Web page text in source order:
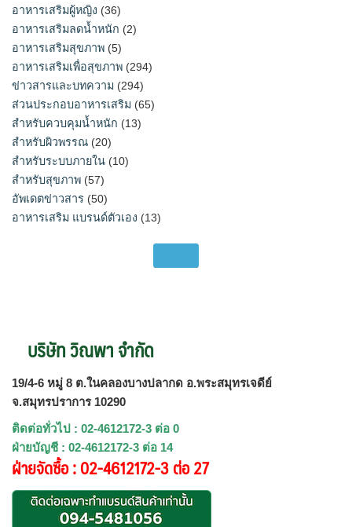
อาหารเสริมผู้หญิง (36)
อาหารเสริมลดน้ำหนัก (2)
อาหารเสริมสุขภาพ (5)
อาหารเสริมเพื่อสุขภาพ (294)
ข่าวสารและบทความ (294)
ส่วนประกอบอาหารเสริม (65)
สำหรับควบคุมน้ำหนัก (13)
สำหรับผิวพรรณ (20)
สำหรับระบบภายใน (10)
สำหรับสุขภาพ (57)
อัพเดตข่าวสาร (50)
อาหารเสริม แบรนด์ตัวเอง (13)
บริษัท วิณพา จำกัด
19/4-6 หมู่ 8 ต.ในคลองบางปลากด อ.พระสมุทรเจดีย์
จ.สมุทรปราการ 10290
ติดต่อทั่วไป : 02-4612172-3 ต่อ 0
ฝ่ายบัญชี : 02-4612172-3 ต่อ 14
ฝ่ายจัดซื้อ : 02-4612172-3 ต่อ 27